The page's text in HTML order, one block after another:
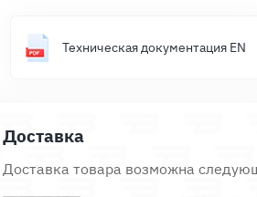
Техническая документация EN
Доставка
Доставка товара возможна